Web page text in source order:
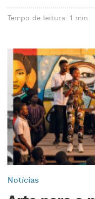
Tempo de leitura: 1 min
Notícias